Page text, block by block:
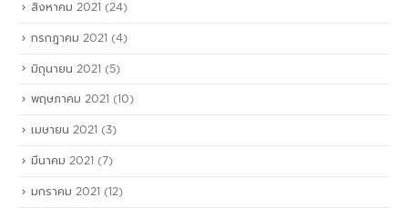
สิงหาคม 2021 (24)
กรกฎาคม 2021 (4)
มิถุนายน 2021 (5)
พฤษภาคม 2021 (10)
เมษายน 2021 (3)
มีนาคม 2021 (7)
มกราคม 2021 (12)